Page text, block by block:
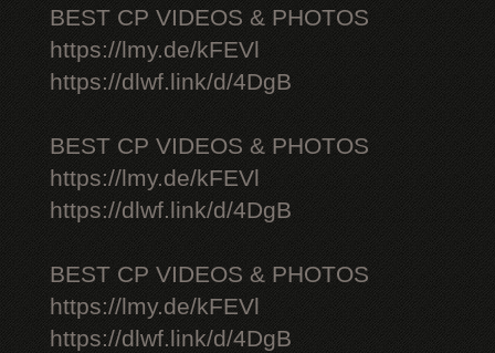
BEST CP VIDEOS & PHOTOS
https://lmy.de/kFEVl
https://dlwf.link/d/4DgB
BEST CP VIDEOS & PHOTOS
https://lmy.de/kFEVl
https://dlwf.link/d/4DgB
BEST CP VIDEOS & PHOTOS
https://lmy.de/kFEVl
https://dlwf.link/d/4DgB